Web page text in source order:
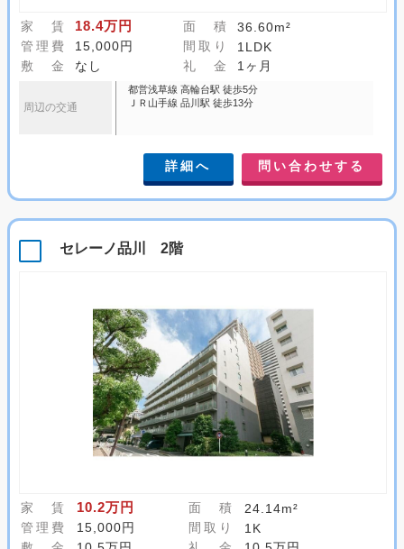
家 賃 18.4万円 面 積
36.60m²
管理費
15,000円 間取り
1LDK
敷 金
なし 礼 金 1ヶ月
周辺の交通
都営浅草線 高輪台駅 徒歩5分
ＪＲ山手線 品川駅 徒歩13分
詳細へ 問い合わせする
セレーノ品川 2階
家 賃 10.2万円 面 積
24.14m²
管理費
15,000円 間取り
1K